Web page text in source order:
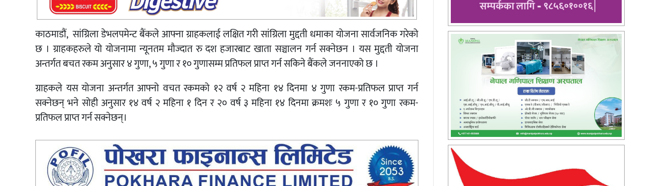
काठमाडौं, सांग्रिला डेभलपमेन्ट बैंकले आफ्ना ग्राहकलाई लक्षित गरी सांग्रिला मुद्दती धमाका योजना सार्वजनिक गरेको
छ । ग्राहकहरुले यो योजनामा न्यूनतम मौज्दात रु दश हजारबाट खाता सञ्चालन गर्न सक्नेछन । यस मुद्दती योजना
अन्तर्गत बचत रकम अनुसार ४ गुणा, ५ गुणा र १० गुणासम्म प्रतिफल प्राप्त गर्न सकिने बैंकले जननाएको छ ।
ग्राहकले यस योजना अन्तर्गत आफ्नो वचत रकमको १२ वर्ष २ महिना १४ दिनमा ४ गुणा रकम-प्रतिफल प्राप्त गर्न
सक्नेछन् भने सोही अनुसार १४ वर्ष २ महिना १ दिन र २० वर्ष ३ महिना १४ दिनमा क्रमशः ५ गुणा र १० गुणा रकम-
प्रतिफल प्राप्त गर्न सक्नेछन्।